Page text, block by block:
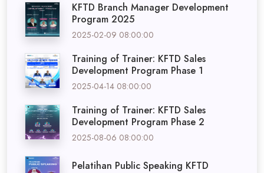
KFTD Branch Manager Development
Program 2025
2025-02-09 08:00:00
Training of Trainer: KFTD Sales
Development Program Phase 1
2025-04-14 08:00:00
Training of Trainer: KFTD Sales
Development Program Phase 2
2025-08-06 08:00:00
Pelatihan Public Speaking KFTD